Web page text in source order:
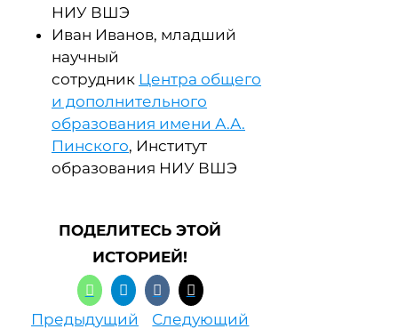
НИУ ВШЭ
Иван Иванов, младший
научный
сотрудник Центра общего
и дополнительного
образования имени А.А.
Пинского, Институт
образования НИУ ВШЭ
ПОДЕЛИТЕСЬ ЭТОЙ
ИСТОРИЕЙ!
Предыдущий Следующий